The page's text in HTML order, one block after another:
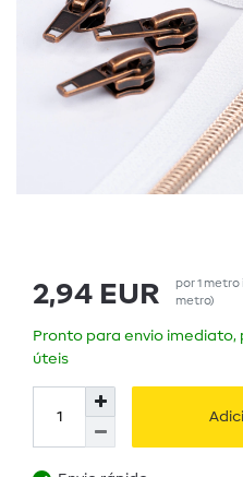
2,94 EUR por1 metro
metro)
Pronto para envio imediato,
úteis